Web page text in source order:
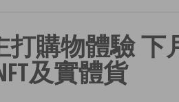
購物體驗 下
及實體貨